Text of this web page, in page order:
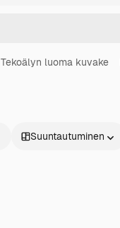
Tekoälyn luoma kuvake
Suuntautuminen